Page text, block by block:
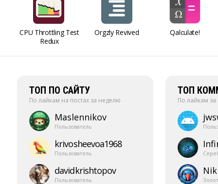
CPU Throttling Test
Redux
Orgzly Revived Qalculate!
ТОП ПО САЙТУ
По лайкам на постах за неделю
Maslennikov
Пользователь
krivosheevoa1968
Пользователь
davidkrishtopov
Пользователь
ТОП
По лайкам